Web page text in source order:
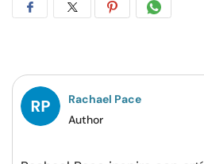
CompartirCompartirCompartir
Rachael Pace
Author